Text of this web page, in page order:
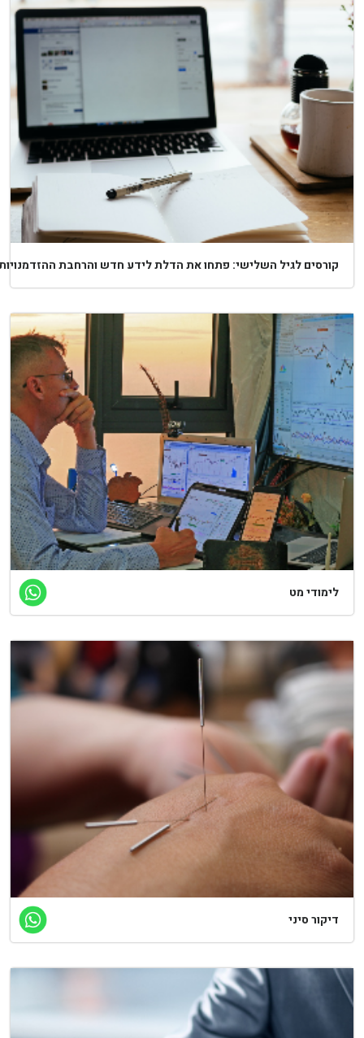
לגיל השלישי: פתחו את הדלת לידע חדש והרחבת ההזדמנויות
מט
סיני